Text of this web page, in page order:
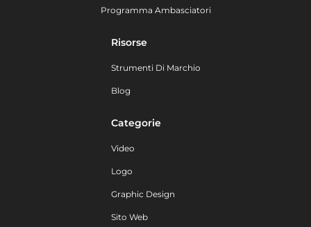
Programma Ambasciatori
Risorse
Strumenti Di Marchio
Blog
Categorie
Video
Logo
Graphic Design
Sito Web